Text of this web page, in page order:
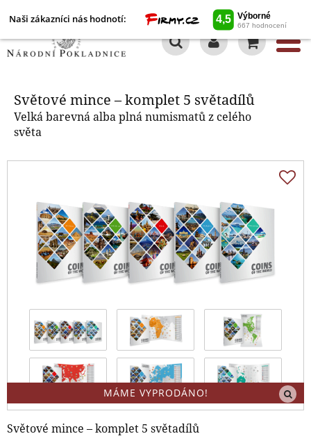
Naši zákazníci nás hodnotí:
Světové mince – komplet 5 světadílů
Velká barevná alba plná numismatů z celého
světa
MÁME VYPRODÁNO!
Světové mince – komplet 5 světadílů
Světové mince – komplet 5